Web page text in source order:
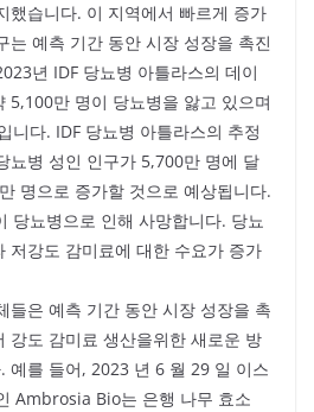
했습니다. 이 지역에서 빠르게 증가
는 예측 기간 동안 시장 성장을 촉진
년 IDF 당뇨병 아틀라스의 데이
5,100만 명이 당뇨병을 앓고 있으며
니다. IDF 당뇨병 아틀라스의 추정
뇨병 성인 인구가 5,700만 명에 달
명으로 증가할 것으로 예상됩니다.
당뇨병으로 인해 사망합니다. 당뇨
저강도 감미료에 대한 수요가 증가
들은 예측 기간 동안 시장 성장을 촉
강도 감미료 생산을위한 새로운 방
예를 들어, 2023 년 6 월 29 일 이스
Ambrosia Bio는 은행 나무 효소